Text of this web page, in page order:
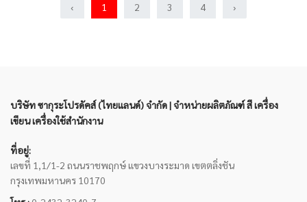
‹ 1 2 3 4 ›
บริษัท ซากุระโปรดัคส์ (ไทยแลนด์) จำกัด | จำหน่ายผลิตภัณฑ์ สี เครื่อง
เขียน เครื่องใช้สำนักงาน
ที่อยู่:
เลขที่ 1,1/1-2 ถนนราชพฤกษ์ แขวงบางระมาด เขตตลิ่งชัน
กรุงเทพมหานคร 10170